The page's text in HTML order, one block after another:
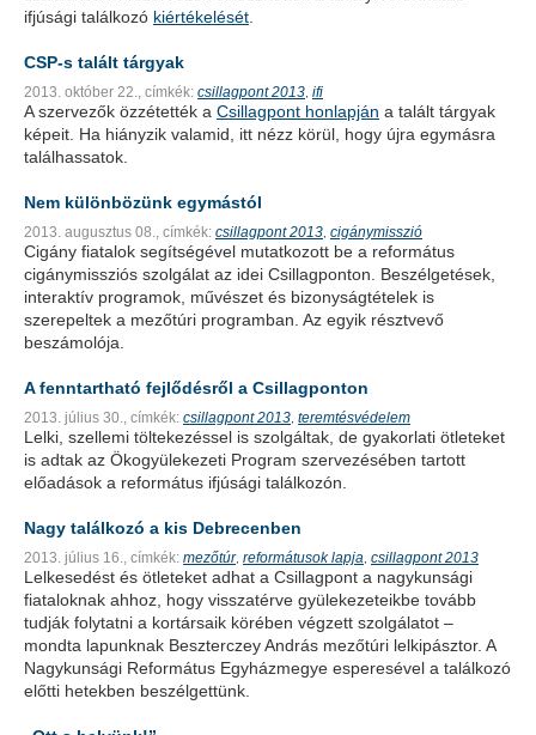
ifjúsági találkozó kiértékelését
CSP-s talált tárgyak
2013. október 22., címkék: csillagpont 2013 ifi
A szervezők özzétették a Csillagpont honlapján a talált tárgyak
képeit. Ha hiányzik valamid, itt nézz körül, hogy újra egymásra
találhassatok.
Nem különbözünk egymástól
2013. augusztus 08., címkék: csillagpont 2013 cigánymisszió
Cigány fiatalok segítségével mutatkozott be a református
cigánymissziós szolgálat az idei Csillagponton. Beszélgetések,
interaktív programok, művészet és bizonyságtételek is
szerepeltek a mezőtúri programban. Az egyik résztvevő
beszámolója.
A fenntartható fejlődésről a Csillagponton
2013. július 30., címkék: csillagpont 2013 teremtésvédelem
Lelki, szellemi töltekezéssel is szolgáltak, de gyakorlati ötleteket
is adtak az Ökogyülekezeti Program szervezésében tartott
előadások a református ifjúsági találkozón.
Nagy találkozó a kis Debrecenben
2013. július 16., címkék: mezőtúr, reformátusok lapja csillagpont 2013
Lelkesedést és ötleteket adhat a Csillagpont a nagykunsági
fiataloknak ahhoz, hogy visszatérve gyülekezeteikbe tovább
tudják folytatni a kortársaik körében végzett szolgálatot –
mondta lapunknak Beszterczey András mezőtúri lelkipásztor. A
Nagykunsági Református Egyházmegye esperesével a találkozó
előtti hetekben beszélgettünk.